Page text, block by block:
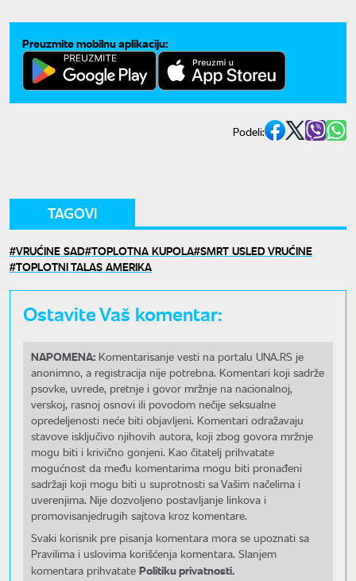
Preuzmite mobilnu aplikaciju:
Podeli:
TAGOVI
VRUĆINE SAD TOPLOTNA KUPOLA SMRT USLED VRUĆINE
TOPLOTNI TALAS AMERIKA
Ostavite Vaš komentar:
NAPOMENA: Komentarisanje vesti na portalu UNA.RS je
anonimno, a registracija nije potrebna. Komentari koji sadrže
psovke, uvrede, pretnje i govor mržnje na nacionalnoj,
verskoj, rasnoj osnovi ili povodom nečije seksualne
opredeljenosti neće biti objavljeni. Komentari odražavaju
stavove isključivo njihovih autora, koji zbog govora mržnje
mogu biti i krivično gonjeni. Kao čitatelj prihvatate
mogućnost da među komentarima mogu biti pronađeni
sadržaji koji mogu biti u suprotnosti sa Vašim načelima i
uverenjima. Nije dozvoljeno postavljanje linkova i
promovisanjedrugih sajtova kroz komentare.
Svaki korisnik pre pisanja komentara mora se upoznati sa
Pravilima i uslovima korišćenja komentara. Slanjem
komentara prihvatate Politiku privatnosti.